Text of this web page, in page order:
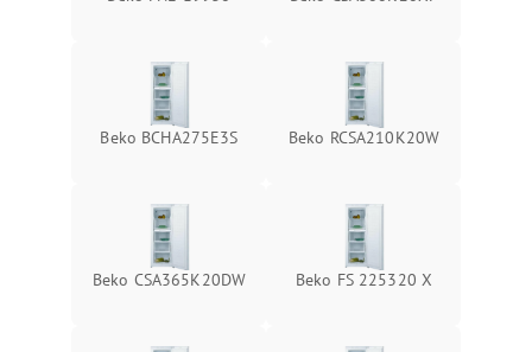
Beko BCHA275E3S Beko RCSA210K20W
Beko CSA365K20DW Beko FS 225320 X